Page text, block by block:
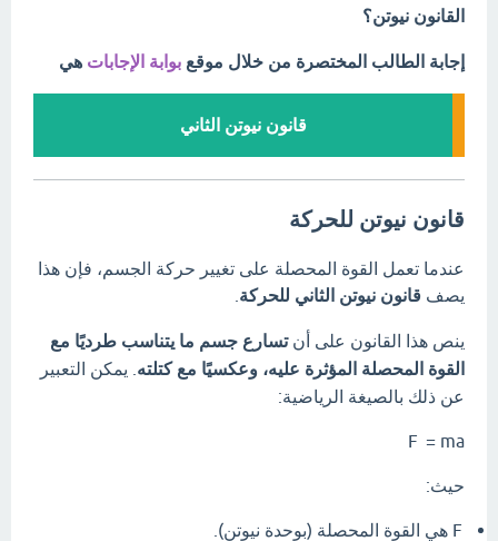
القانون نيوتن؟
إجابة الطالب المختصرة من خلال موقع بوابة الإجابات هي
قانون نيوتن الثاني
قانون نيوتن للحركة
عندما تعمل القوة المحصلة على تغيير حركة الجسم، فإن هذا
يصف قانون نيوتن الثاني للحركة
ينص هذا القانون على أنتسارع جسم ما يتناسب طرديًا مع
القوة المحصلة المؤثرة عليه، وعكسيًا مع كتلته . يمكن التعبير
عن ذلك بالصيغة الرياضية:
F = ma
حيث:
F هي القوة المحصلة (بوحدة نيوتن).